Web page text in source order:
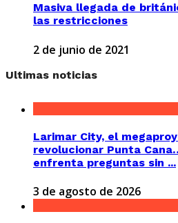
Masiva llegada de
las restricciones
2 de junio de 2021
Ultimas noticias
Larimar City, el
revolucionar Punta
enfrenta preguntas sin ...
3 de agosto de 2026